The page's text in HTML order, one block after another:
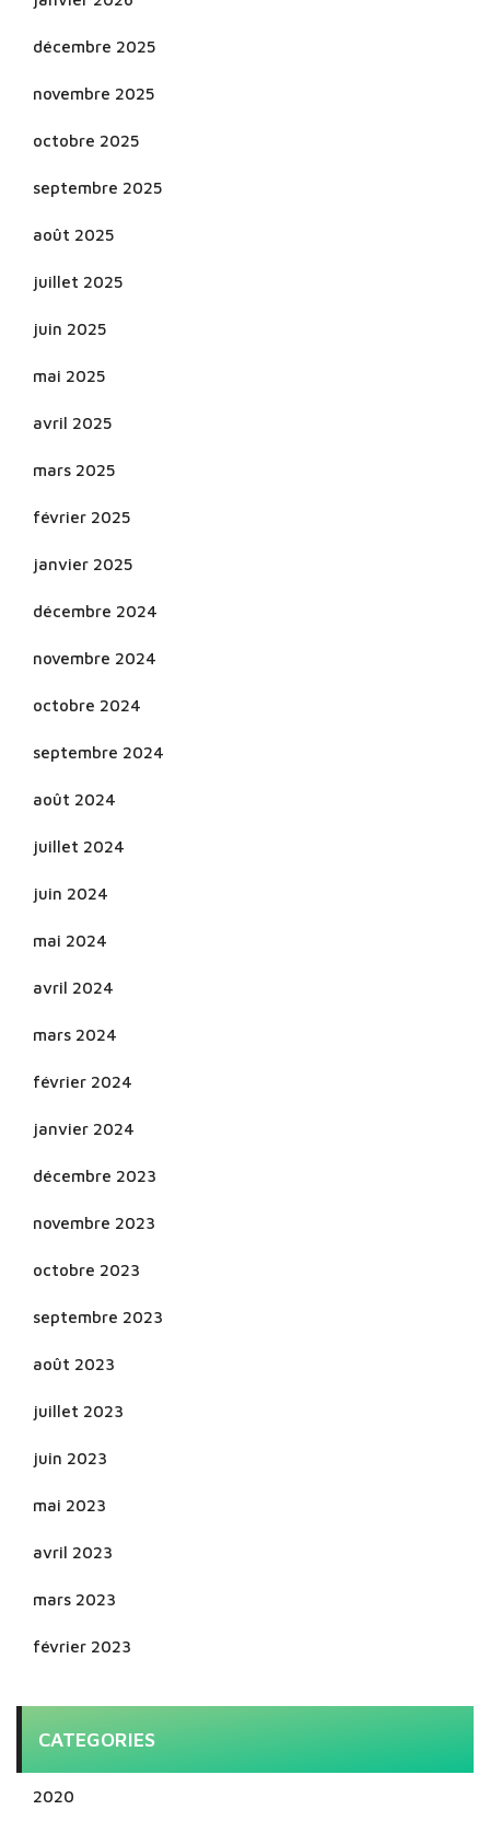
décembre 2025
novembre 2025
octobre 2025
septembre 2025
août 2025
juillet 2025
juin 2025
mai 2025
avril 2025
mars 2025
février 2025
janvier 2025
décembre 2024
novembre 2024
octobre 2024
septembre 2024
août 2024
juillet 2024
juin 2024
mai 2024
avril 2024
mars 2024
février 2024
janvier 2024
décembre 2023
novembre 2023
octobre 2023
septembre 2023
août 2023
juillet 2023
juin 2023
mai 2023
avril 2023
mars 2023
février 2023
CATEGORIES
2020